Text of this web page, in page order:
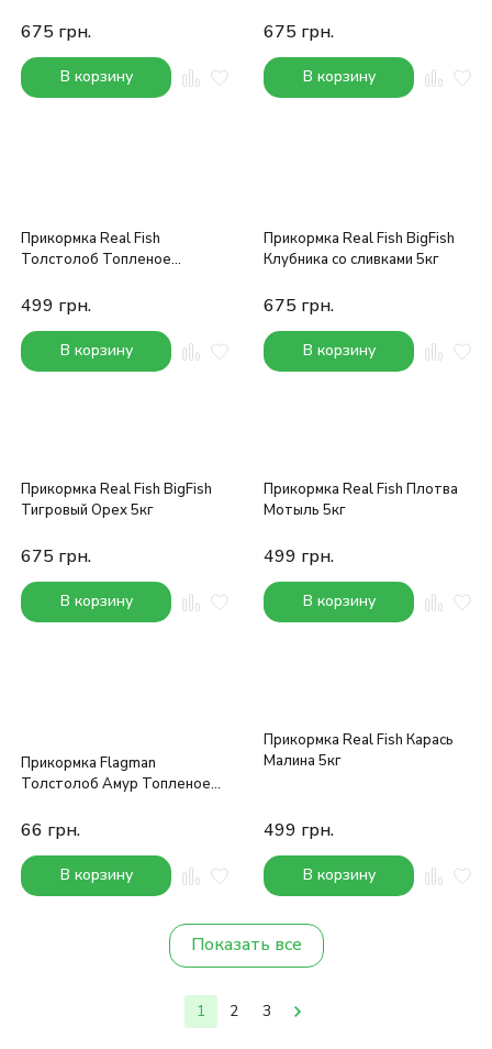
675 грн.
В корзину
675 грн.
В корзину
Прикормка Real Fish
Толстолоб Топленое
499 грн.
В корзину
Прикормка Real Fish BigFish
Клубника со сливками 5кг
675 грн.
В корзину
Прикормка Real Fish BigFish
Тигровый Орех 5кг
675 грн.
В корзину
Прикормка Real Fish Плотва
Мотыль 5кг
499 грн.
В корзину
Прикормка Flagman
Толстолоб Амур Топленое
66 грн.
В корзину
Прикормка Real Fish Карась
Малина 5кг
499 грн.
В корзину
Показать все
1 2 3